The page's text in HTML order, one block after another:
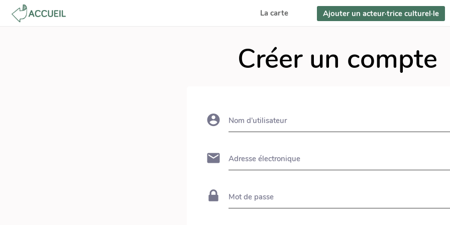
La carte Ajouter un acteur·trice culturel·le
Créer un compte
Nom d'utilisateur
Adresse électronique
Mot de passe